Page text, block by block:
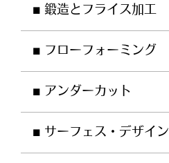
■ 鍛造とフライス加工
■ フローフォーミング
■ アンダーカット
■ サーフェス・デザイン